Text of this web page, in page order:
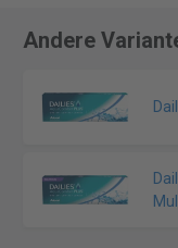
Andere